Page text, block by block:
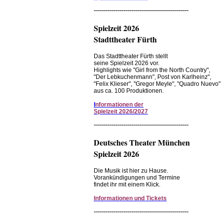
------------------------------------------------
Spielzeit 2026
Stadttheater Fürth
Das Stadttheater Fürth stellt
seine Spielzeit 2026 vor.
Highlights wie "Girl from the North Country",
"Der Lebkuchenmann", Post von Karlheinz",
"Felix Klieser", "Gregor Meyle", "Quadro Nuevo"
aus ca. 100 Produktionen.
Informationen der
Spielzeit 2026/2027
------------------------------------------------
Deutsches Theater München
Spielzeit 2026
Die Musik ist hier zu Hause.
Vorankündigungen und Termine
findet ihr mit einem Klick.
Informationen und Tickets
------------------------------------------------